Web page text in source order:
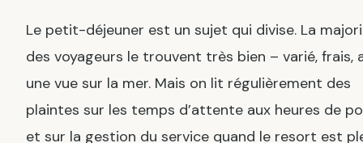
Le petit-déjeuner est un sujet qui divise. La
des voyageurs le trouvent très bien – varié, frais,
une vue sur la mer. Mais on lit régulièrement des
plaintes sur les temps d’attente aux heures de
et sur la gestion du service quand le resort est